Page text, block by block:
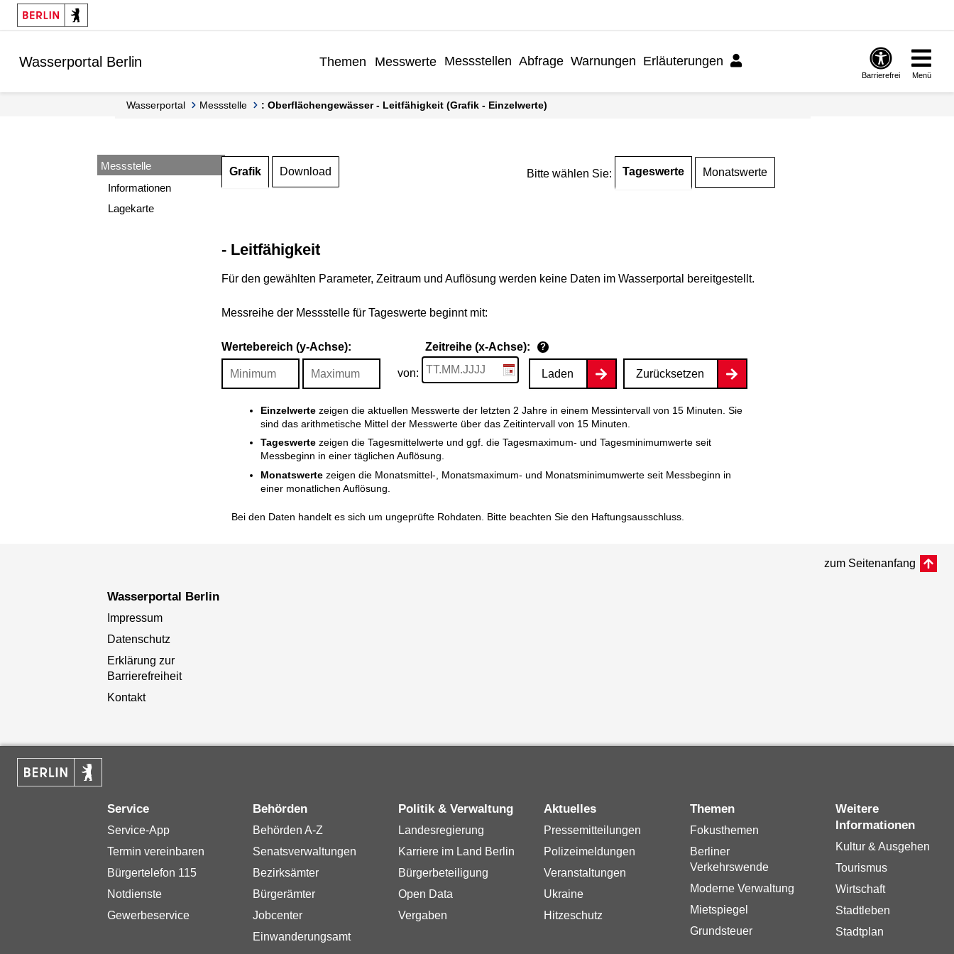
Springe zur Navigation
Springe zum Inhalt
Wasserportal Berlin Themen Messwerte Messstellen Abfrage Warnungen Erläuterungen
Barrierefrei Menü
Wasserportal Messstelle : Oberflächengewässer - Leitfähigkeit (Grafik - Einzelwerte)
Messstelle
Informationen
Lagekarte
Grafik Download Bitte wählen Sie: Tageswerte Monatswerte
- Leitfähigkeit
Für den gewählten Parameter, Zeitraum und Auflösung werden keine Daten im Wasserportal bereitgestellt.
Messreihe der Messstelle für Tageswerte beginnt mit:
Wertebereich (y-Achse): Zeitreihe (x-Achse): ?
von: Laden Zurücksetzen
Einzelwertezeigen die aktuellen Messwerte der letzten 2 Jahre in einem Messintervall von 15 Minuten. Sie
sind das arithmetische Mittel der Messwerte über das Zeitintervall von 15 Minuten.
Tageswertezeigen die Tagesmittelwerte und ggf. die Tagesmaximum- und Tagesminimumwerte seit
Messbeginn in einer täglichen Auflösung.
Monatswertezeigen die Monatsmittel-, Monatsmaximum- und Monatsminimumwerte seit Messbeginn in
einer monatlichen Auflösung.
Bei den Daten handelt es sich um ungeprüfte Rohdaten. Bitte beachten Sie den Haftungsausschluss.
zum Seitenanfang
Wasserportal Berlin
Impressum
Datenschutz
Erklärung zur
Barrierefreiheit
Kontakt
Service
Service-App
Termin vereinbaren
Bürgertelefon 115
Notdienste
Gewerbeservice
Behörden
Behörden A-Z
Senatsverwaltungen
Bezirksämter
Bürgerämter
Jobcenter
Einwanderungsamt
Politik & Verwaltung
Landesregierung
Karriere im Land Berlin
Bürgerbeteiligung
Open Data
Vergaben
Aktuelles
Pressemitteilungen
Polizeimeldungen
Veranstaltungen
Ukraine
Hitzeschutz
Themen
Fokusthemen
Berliner
Verkehrswende
Moderne Verwaltung
Mietspiegel
Grundsteuer
Weitere
Informationen
Kultur & Ausgehen
Tourismus
Wirtschaft
Stadtleben
Stadtplan